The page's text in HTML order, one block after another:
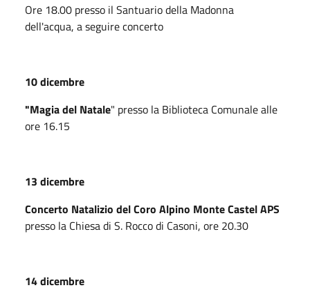
Ore 18.00 presso il Santuario della Madonna
dell'acqua, a seguire concerto
10 dicembre
"Magia del Natale" presso la Biblioteca Comunale alle
ore 16.15
13 dicembre
Concerto Natalizio del Coro Alpino Monte Castel APS
presso la Chiesa di S. Rocco di Casoni, ore 20.30
14 dicembre